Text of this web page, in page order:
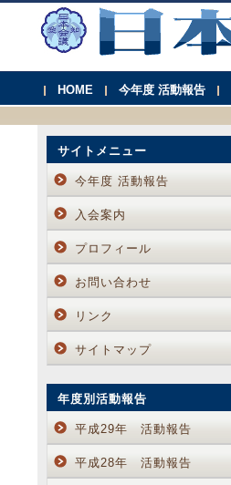
HOME 今年度 活動報告
サイトメニュー
今年度 活動報告
入会案内
プロフィール
お問い合わせ
リンク
サイトマップ
年度別活動報告
平成29年 活動報告
平成28年 活動報告